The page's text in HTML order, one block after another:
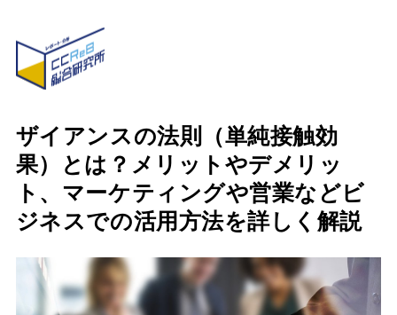
ザイアンスの法則（単純接触効
果）とは？メリットやデメリッ
ト、マーケティングや営業などビ
ジネスでの活用方法を詳しく解説